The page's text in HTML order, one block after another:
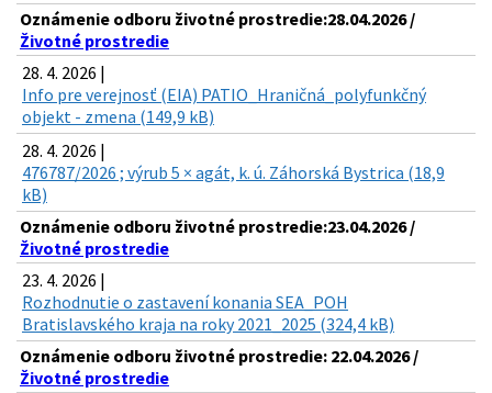
Oznámenie odboru životné prostredie:28.04.2026 /
Životné prostredie
28. 4. 2026 |
Info pre verejnosť (EIA) PATIO_Hraničná_polyfunkčný
objekt - zmena (149,9 kB)
28. 4. 2026 |
476787/2026 ; výrub 5 × agát, k. ú. Záhorská Bystrica (18,9
kB)
Oznámenie odboru životné prostredie:23.04.2026 /
Životné prostredie
23. 4. 2026 |
Rozhodnutie o zastavení konania SEA_POH
Bratislavského kraja na roky 2021_2025 (324,4 kB)
Oznámenie odboru životné prostredie: 22.04.2026 /
Životné prostredie